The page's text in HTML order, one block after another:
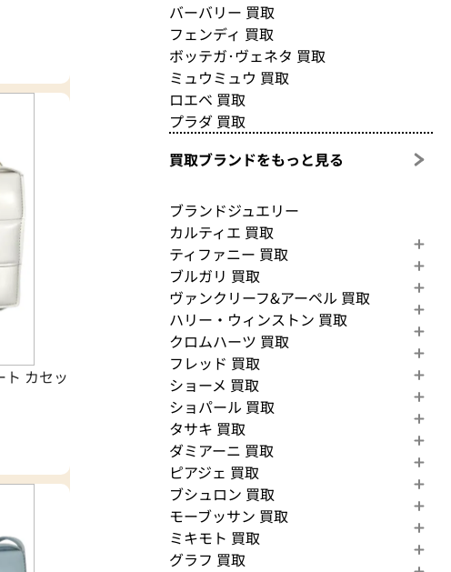
カセッ
バーバリー 買取
フェンディ 買取
ボッテガ･ヴェネタ 買取
ミュウミュウ 買取
ロエベ 買取
プラダ 買取
買取ブランドをもっと見る
ブランドジュエリー
カルティエ 買取
ティファニー 買取
ブルガリ 買取
ヴァンクリーフ&アーペル 買取
ハリー・ウィンストン 買取
クロムハーツ 買取
フレッド 買取
ショーメ 買取
ショパール 買取
タサキ 買取
ダミアーニ 買取
ピアジェ 買取
ブシュロン 買取
モーブッサン 買取
ミキモト 買取
グラフ 買取